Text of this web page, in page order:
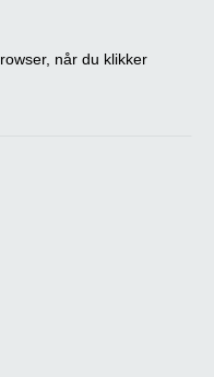
når du klikker